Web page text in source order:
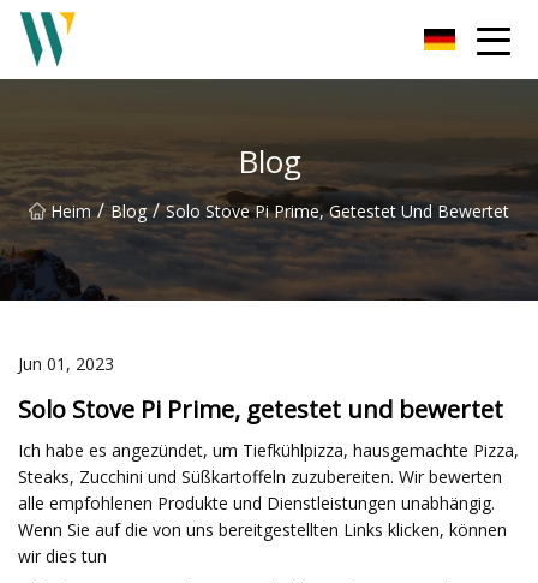
Blog
Heim / Blog / Solo Stove Pi Prime, Getestet Und Bewertet
Jun 01, 2023
Solo Stove Pi Prime, getestet und bewertet
Ich habe es angezündet, um Tiefkühlpizza, hausgemachte Pizza,
Steaks, Zucchini und Süßkartoffeln zuzubereiten. Wir bewerten
alle empfohlenen Produkte und Dienstleistungen unabhängig.
Wenn Sie auf die von uns bereitgestellten Links klicken, können
wir dies tun